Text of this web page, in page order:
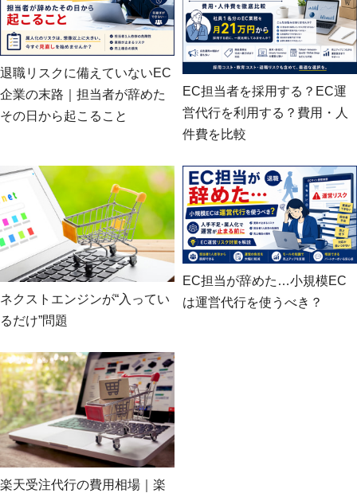
退職リスクに備えていないEC
企業の末路｜担当者が辞めた
その日から起こること
EC担当者を採用する？EC運
営代行を利用する？費用・人
件費を比較
ネクストエンジンが“入ってい
るだけ”問題
EC担当が辞めた…小規模EC
は運営代行を使うべき？
楽天受注代行の費用相場｜楽